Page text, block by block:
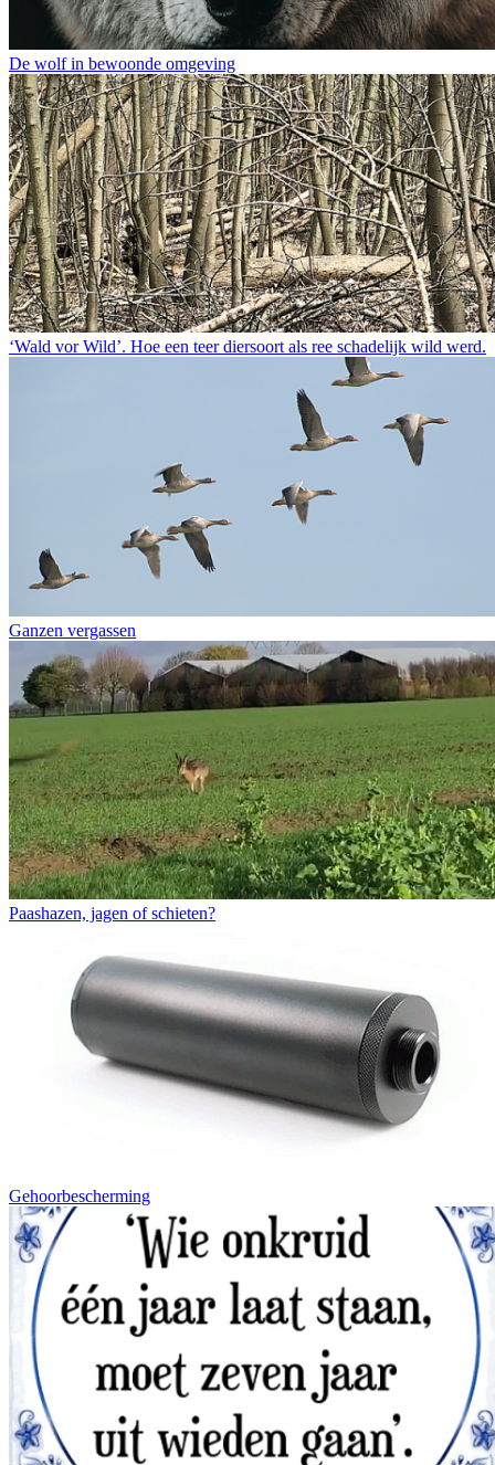
De wolf in bewoonde omgeving
‘Wald vor Wild’. Hoe een teer diersoort als ree schadelijk wild werd.
Ganzen vergassen
Paashazen, jagen of schieten?
Gehoorbescherming